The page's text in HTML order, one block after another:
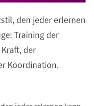
den jeder erlernen
Training der
der
Koordination.